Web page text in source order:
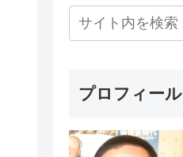
プロフィール